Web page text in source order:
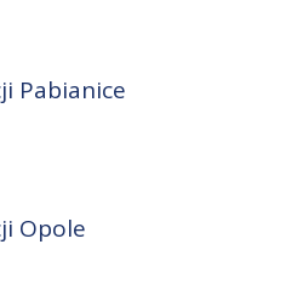
Pabianice
Opole